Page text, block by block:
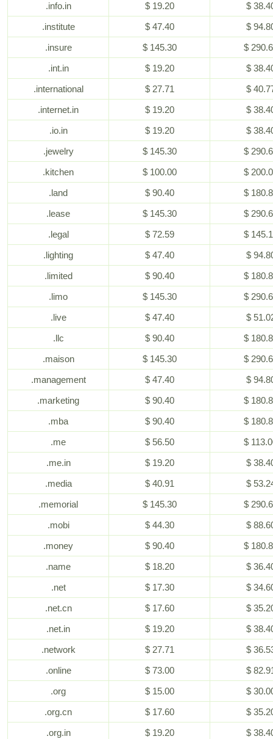
.info.in
$ 19.20
$
.institute
$ 47.40
$
.insure
$ 145.30
$
.int.in
$ 19.20
$
.international
$ 27.71
$
.internet.in
$ 19.20
$
.io.in
$ 19.20
$
.jewelry
$ 145.30
$
.kitchen
$ 100.00
$
.land
$ 90.40
$
.lease
$ 145.30
$
.legal
$ 72.59
$
.lighting
$ 47.40
$
.limited
$ 90.40
$
.limo
$ 145.30
$
.live
$ 47.40
$
.llc
$ 90.40
$
.maison
$ 145.30
$
.management
$ 47.40
$
.marketing
$ 90.40
$
.mba
$ 90.40
$
.me
$ 56.50
$
.me.in
$ 19.20
$
.media
$ 40.91
$
.memorial
$ 145.30
$
.mobi
$ 44.30
$
.money
$ 90.40
$
.name
$ 18.20
$
.net
$ 17.30
$
.net.cn
$ 17.60
$
.net.in
$ 19.20
$
.network
$ 27.71
$
.online
$ 73.00
$
.org
$ 15.00
$
.org.cn
$ 17.60
$
.org.in
$ 19.20
$